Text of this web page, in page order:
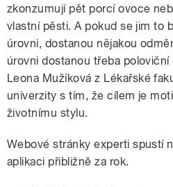
zkonzumují pět porcí ovoce
vlastní pěsti. A pokud se jim to
úrovni, dostanou nějakou
úrovni dostanou třeba
Leona Mužíková z Lékařské
univerzity s tím, že cílem je
životnímu stylu.
Webové stránky experti spustí
aplikaci přibližně za rok.